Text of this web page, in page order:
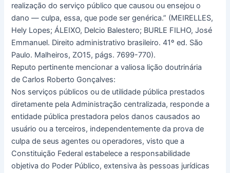
realização do serviço público que causou ou ensejou o
dano — culpa, essa, que pode ser genérica.” (MEIRELLES,
Hely Lopes; ÁLEIXO, Delcio Balestero; BURLE FILHO, José
Emmanuel. Direito administrativo brasileiro. 41º ed. São
Paulo. Malheiros, ZO15, págs. 7699-770).
Reputo pertinente mencionar a valiosa lição doutrinária
de Carlos Roberto Gonçalves:
Nos serviços públicos ou de utilidade pública prestados
diretamente pela Administração centralizada, responde a
entidade pública prestadora pelos danos causados ao
usuário ou a terceiros, independentemente da prova de
culpa de seus agentes ou operadores, visto que a
Constituição Federal estabelece a responsabilidade
objetiva do Poder Público, extensiva às pessoas jurídicas